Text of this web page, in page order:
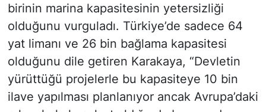
birinin marina kapasitesinin yetersizliği
olduğunu vurguladı. Türkiye’de sadece 64
yat limanı ve 26 bin bağlama kapasitesi
olduğunu dile getiren Karakaya, “Devletin
yürüttüğü projelerle bu kapasiteye 10 bin
ilave yapılması planlanıyor ancak Avrupa’daki